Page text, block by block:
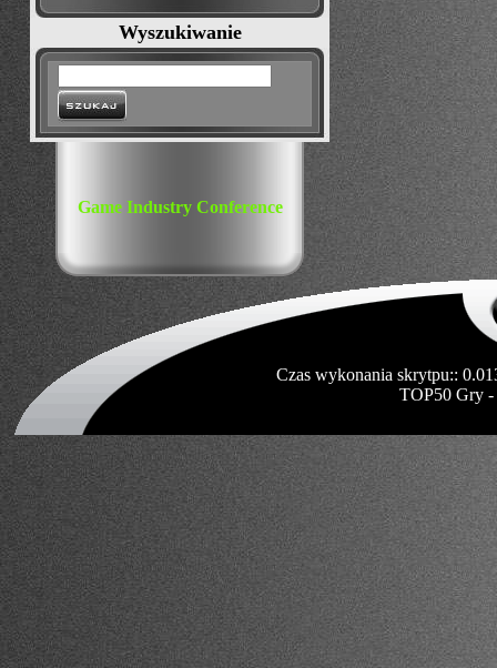
Wyszukiwanie
Game Industry Conference
Czas wykonania skrytpu::
TOP50 Gry